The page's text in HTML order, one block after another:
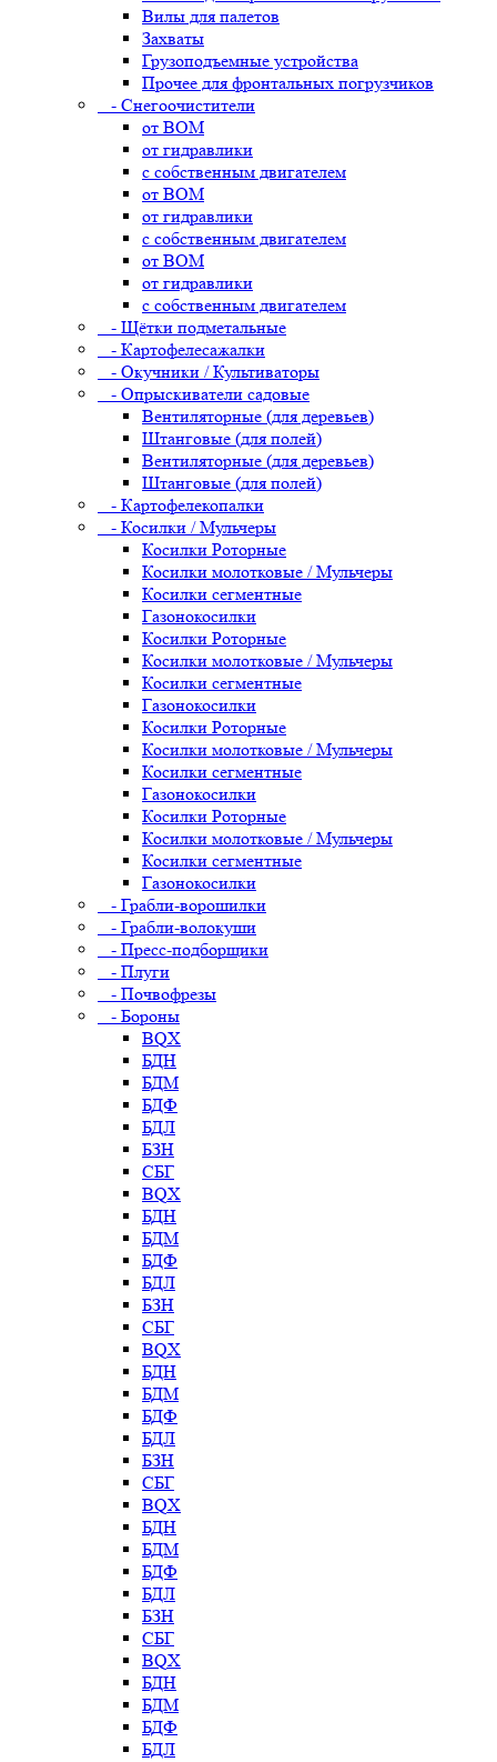
Вилы для палетов
Захваты
Грузоподъемные устройства
Прочее для фронтальных погрузчиков
- Снегоочистители
от ВОМ
от гидравлики
с собственным двигателем
от ВОМ
от гидравлики
с собственным двигателем
от ВОМ
от гидравлики
с собственным двигателем
- Щётки подметальные
- Картофелесажалки
- Окучники / Культиваторы
- Опрыскиватели садовые
Вентиляторные (для деревьев)
Штанговые (для полей)
Вентиляторные (для деревьев)
Штанговые (для полей)
- Картофелекопалки
- Косилки / Мульчеры
Косилки Роторные
Косилки молотковые / Мульчеры
Косилки сегментные
Газонокосилки
Косилки Роторные
Косилки молотковые / Мульчеры
Косилки сегментные
Газонокосилки
Косилки Роторные
Косилки молотковые / Мульчеры
Косилки сегментные
Газонокосилки
Косилки Роторные
Косилки молотковые / Мульчеры
Косилки сегментные
Газонокосилки
- Грабли-ворошилки
- Грабли-волокуши
- Пресс-подборщики
- Плуги
- Почвофрезы
- Бороны
BQX
БДН
БДМ
БДФ
БДЛ
БЗН
СБГ
BQX
БДН
БДМ
БДФ
БДЛ
БЗН
СБГ
BQX
БДН
БДМ
БДФ
БДЛ
БЗН
СБГ
BQX
БДН
БДМ
БДФ
БДЛ
БЗН
СБГ
BQX
БДН
БДМ
БДФ
БДЛ